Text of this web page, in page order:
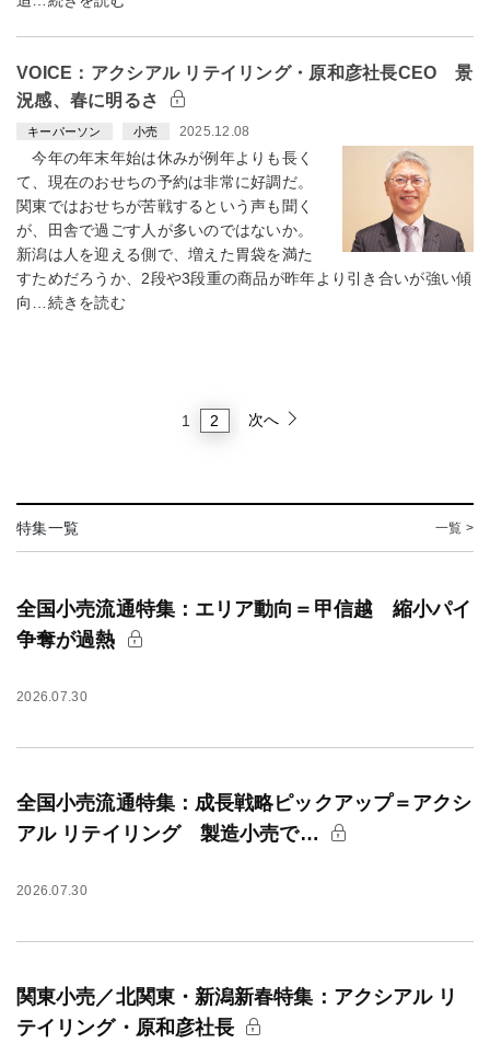
VOICE：アクシアル リテイリング・原和彦社長CEO 景
況感、春に明るさ
キーパーソン 小売 2025.12.08
今年の年末年始は休みが例年よりも長く
て、現在のおせちの予約は非常に好調だ。
関東ではおせちが苦戦するという声も聞く
が、田舎で過ごす人が多いのではないか。
新潟は人を迎える側で、増えた胃袋を満た
すためだろうか、2段や3段重の商品が昨年より引き合いが強い傾
向…続きを読む
1 2 次へ
特集一覧 一覧 >
全国小売流通特集：エリア動向＝甲信越 縮小パイ
争奪が過熱
2026.07.30
全国小売流通特集：成長戦略ピックアップ＝アクシ
アル リテイリング 製造小売で…
2026.07.30
関東小売／北関東・新潟新春特集：アクシアル リ
テイリング・原和彦社長